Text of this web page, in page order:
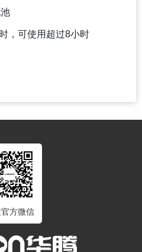
，可使用超过8小时
方微信